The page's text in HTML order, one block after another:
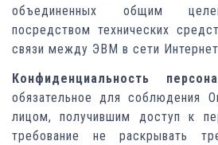
объединенных общим
посредством технических
связи между ЭВМ в сети
Конфиденциальность
обязательное для соблюдения
лицом, получившим доступ к
требование не раскрывать